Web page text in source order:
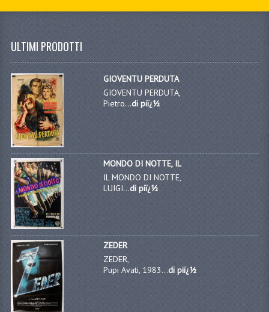
ULTIMI PRODOTTI
GIOVENTU PERDUTA
GIOVENTU PERDUTA,
Pietro...di piï¿½
MONDO DI NOTTE, IL
IL MONDO DI NOTTE,
LUIGI...di piï¿½
ZEDER
ZEDER,
Pupi Avati, 1983...di piï¿½